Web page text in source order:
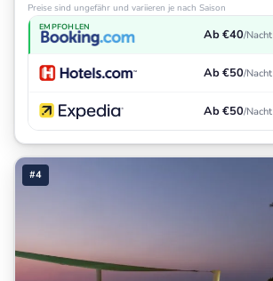
Preise sind ungefähr und variieren je nach Saison
EMPFOHLEN Ab €40/Nacht
Ab €50/Nacht
Ab €50/Nacht
#4